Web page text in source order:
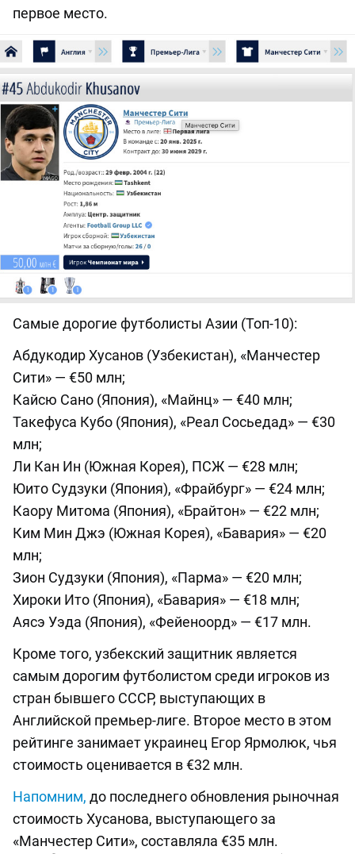
первое место.
Самые дорогие футболисты Азии (Топ-10):
Абдукодир Хусанов (Узбекистан), «Манчестер
Сити» — €50 млн;
Кайсю Сано (Япония), «Майнц» — €40 млн;
Такефуса Кубо (Япония), «Реал Сосьедад» — €30
млн;
Ли Кан Ин (Южная Корея), ПСЖ — €28 млн;
Юито Судзуки (Япония), «Фрайбург» — €24 млн;
Каору Митома (Япония), «Брайтон» — €22 млн;
Ким Мин Джэ (Южная Корея), «Бавария» — €20
млн;
Зион Судзуки (Япония), «Парма» — €20 млн;
Хироки Ито (Япония), «Бавария» — €18 млн;
Аясэ Уэда (Япония), «Фейеноорд» — €17 млн.
Кроме того, узбекский защитник является
самым дорогим футболистом среди игроков из
стран бывшего СССР, выступающих в
Английской премьер-лиге. Второе место в этом
рейтинге занимает украинец Егор Ярмолюк, чья
стоимость оценивается в €32 млн.
Напомним, до последнего обновления рыночная
стоимость Хусанова, выступающего за
«Манчестер Сити», составляла €35 млн.